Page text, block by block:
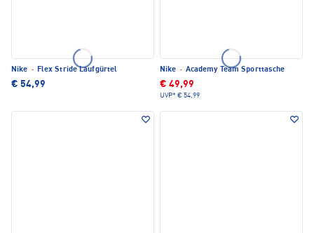
Nike · Flex Stride Laufgürtel
€ 54,99
Nike · Academy Team Sporttasche
€ 49,99
UVP* € 54,99